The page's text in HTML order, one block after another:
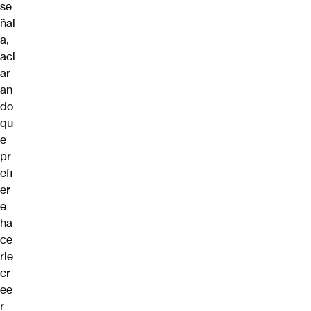
se
ñal
a,
acl
ar
an
do
qu
e
pr
efi
er
e
ha
ce
rle
cr
ee
r